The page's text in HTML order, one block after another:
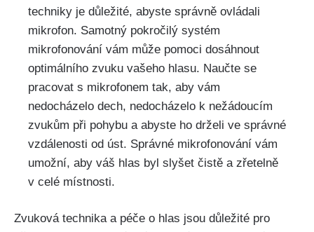
techniky je důležité, abyste správně ovládali
mikrofon.​ Samotný‍ pokročilý systém‌
mikrofonování ​vám⁤ může pomoci dosáhnout
optimálního‌ zvuku vašeho hlasu. Naučte‍ se
pracovat⁤ s mikrofonem ⁢tak, aby vám
nedocházelo dech, nedocházelo k nežádoucím​
zvukům‌ při pohybu a abyste⁤ ho‌ drželi ve⁤ správné⁣
vzdálenosti od úst. Správné mikrofonování vám
umožní, aby váš hlas byl ⁢slyšet čistě a zřetelně
v celé místnosti.
Zvuková technika ⁣a péče o hlas jsou důležité ‍pro